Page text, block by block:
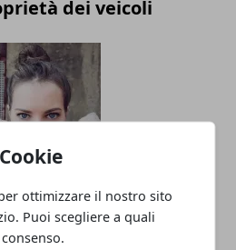
ottimizzare il nostro sito
Puoi scegliere a quali
dei veicoli
errori da non fare